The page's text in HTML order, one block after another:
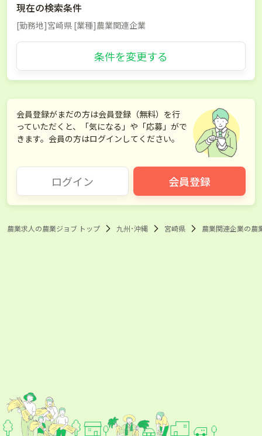
現在の検索条件
[勤務地]宮崎県 [業種]農業関連企業
条件を変更する
会員登録がまだの方は会員登録（無料）を行
っていただくと、「気になる」や「応募」がで
きます。会員の方はログインしてください。
ログイン 会員登録
農業求人の農業ジョブ トップ 九州･沖縄 宮崎県 農業関連企業の農